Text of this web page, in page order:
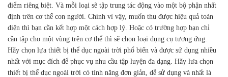
điểm riêng biệt. Và mỗi loại sẽ tập trung tác động vào một bộ phận nhất
định trên cơ thể con người. Chính vì vậy, muốn thu được hiệu quả toàn
diện thì bạn cần kết hợp một cách hợp lý. Hoặc có trường hợp bạn chỉ
cần tập cho một vùng trên cơ thể thì sẽ chọn loại dụng cụ tương ứng.
Hãy chọn lựa thiết bị thể dục ngoài trời phổ biến và được sử dụng nhiều
nhất với mục đích để phục vụ nhu cầu tập luyện đa dạng. Hãy lưa chọn
thiết bị thể dục ngoài trời có tính năng đơn giản, dễ sử dụng và nhất là